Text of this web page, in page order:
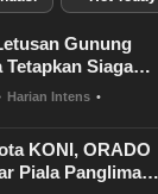
Gunung
Tetapkan Siaga
Harian Intens •
KONI, ORADO
Piala Panglima